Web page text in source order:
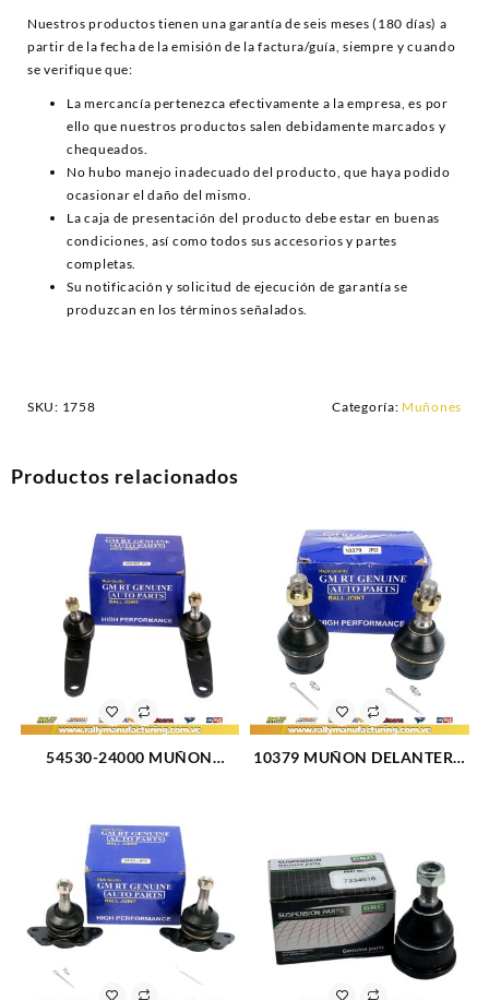
Nuestros productos tienen una garantía de seis meses (180 días) a
partir de la fecha de la emisión de la factura/guía, siempre y cuando
se verifique que:
La mercancía pertenezca efectivamente a la empresa, es por
ello que nuestros productos salen debidamente marcados y
chequeados.
No hubo manejo inadecuado del producto, que haya podido
ocasionar el daño del mismo.
La caja de presentación del producto debe estar en buenas
condiciones, así como todos sus accesorios y partes
completas.
Su notificación y solicitud de ejecución de garantía se
produzcan en los términos señalados.
SKU: 1758 Categoría: Muñones
Productos relacionados
54530-24000 MUÑON
(2519)
10379 MUÑON DELANTERO